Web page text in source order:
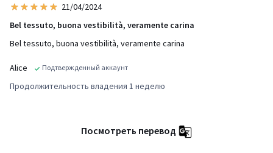
21/04/2024
Bel tessuto, buona vestibilità, veramente carina
Bel tessuto, buona vestibilità, veramente carina
Alice Подтвержденный аккаунт
Продолжительность владения 1 неделю
Посмотреть перевод